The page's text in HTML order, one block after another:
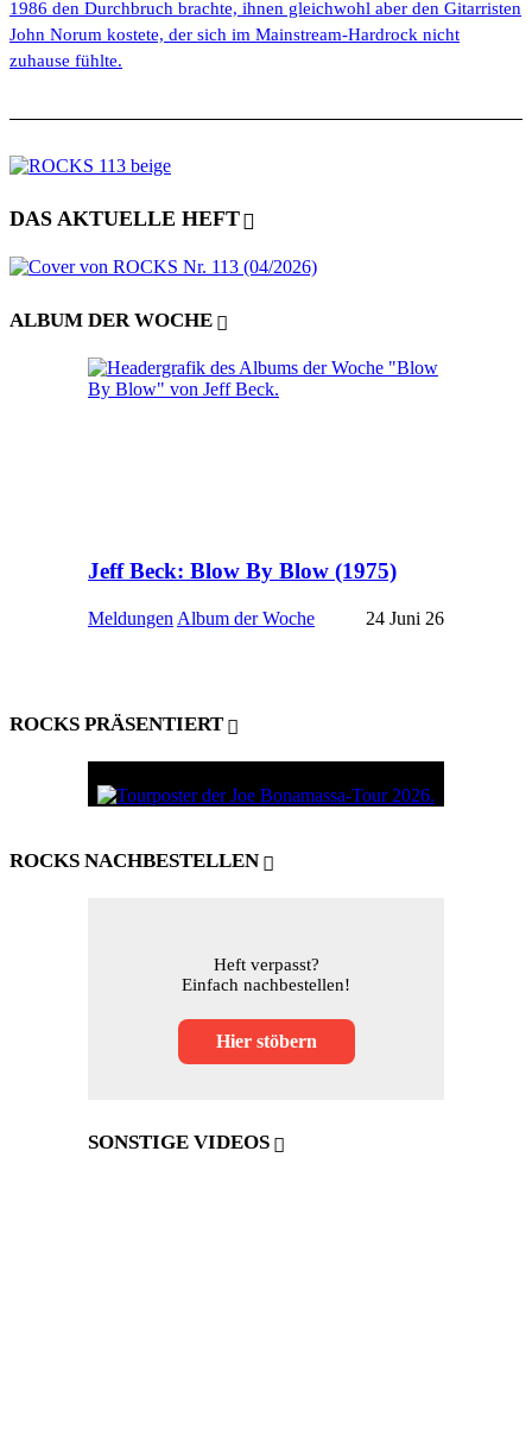
1986 den Durchbruch brachte, ihnen gleichwohl aber den Gitarristen
John Norum kostete, der sich im Mainstream-Hardrock nicht
zuhause fühlte.
DAS AKTUELLE HEFT
ALBUM DER WOCHE
Jeff Beck: Blow By Blow (1975)
Meldungen Album der Woche 24 Juni 26
ROCKS PRÄSENTIERT
ROCKS NACHBESTELLEN
Heft verpasst?
Einfach nachbestellen!
Hier stöbern
SONSTIGE VIDEOS